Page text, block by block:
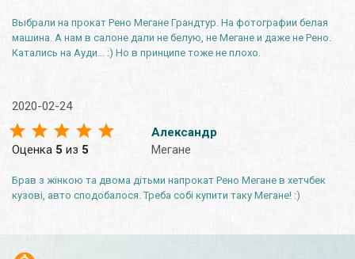
Выбрали на прокат Рено Мегане Грандтур. На фотографии белая
машина. А нам в салоне дали не белую, не Мегане и даже не Рено.
Катались на Ауди... :) Но в принципе тоже не плохо.
2020-02-24
Оценка 5 из 5
Александр
Мегане
Брав з жінкою та двома дітьми напрокат Рено Мегане в хетчбек
кузові, авто сподобалося. Треба собі купити таку Мегане! :)